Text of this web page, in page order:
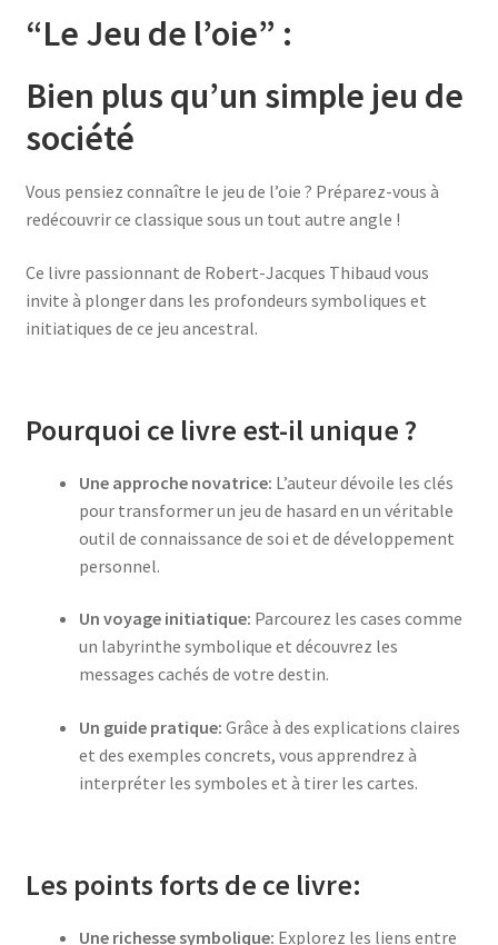
“Le Jeu de l’oie” :
Bien plus qu’un simple jeu de
société
Vous pensiez connaître le jeu de l’oie ? Préparez-vous à
redécouvrir ce classique sous un tout autre angle !
Ce livre passionnant de Robert-Jacques Thibaud vous
invite à plonger dans les profondeurs symboliques et
initiatiques de ce jeu ancestral.
Pourquoi ce livre est-il unique ?
Une approche novatrice: L’auteur dévoile les clés
pour transformer un jeu de hasard en un véritable
outil de connaissance de soi et de développement
personnel.
Un voyage initiatique: Parcourez les cases comme
un labyrinthe symbolique et découvrez les
messages cachés de votre destin.
Un guide pratique: Grâce à des explications claires
et des exemples concrets, vous apprendrez à
interpréter les symboles et à tirer les cartes.
Les points forts de ce livre:
Une richesse symbolique: Explorez les liens entre